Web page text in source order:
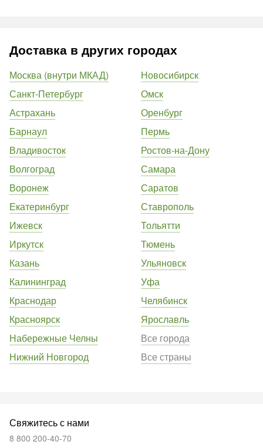
Доставка в других городах
Москва (внутри МКАД)
Санкт-Петербург
Астрахань
Барнаул
Владивосток
Волгоград
Воронеж
Екатеринбург
Ижевск
Иркутск
Казань
Калининград
Краснодар
Красноярск
Набережные Челны
Нижний Новгород
Новосибирск
Омск
Оренбург
Пермь
Ростов-на-Дону
Самара
Саратов
Ставрополь
Тольятти
Тюмень
Ульяновск
Уфа
Челябинск
Ярославль
Все города
Все страны
Свяжитесь с нами
8 800 200-40-70